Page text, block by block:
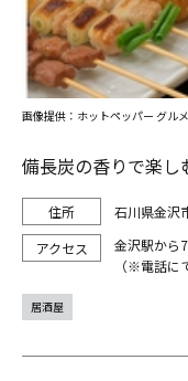
備長炭の香りで楽
石川県金沢
金沢駅から
（※電話に
画像提供：ホットペッパー グルメ
居酒屋